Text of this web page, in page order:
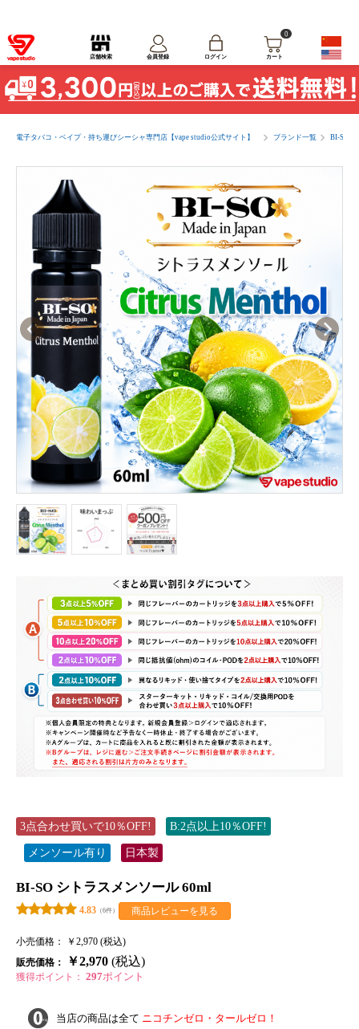
店舗検索 会員登録 ログイン
0
カート
電子タバコ・ベイプ・持ち運びシーシャ専門店【vape studio公式サイト】 ブランド一覧 BI-SO(
3点合わせ買いで10％OFF! B:2点以上10％OFF!
メンソール有り 日本製
BI-SO シトラスメンソール 60ml
4.83 （6件） 商品レビューを見る
小売価格：
￥2,970 (税込)
販売価格：
￥2,970 (税込)
獲得ポイント： 297ポイント
当店の商品は全て ニコチンゼロ・タールゼロ！